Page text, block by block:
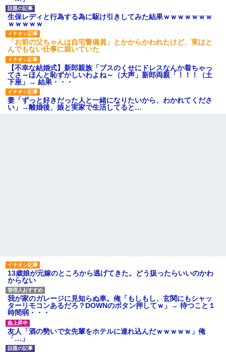
生保レディと行為する為に駆け引きしてみた結果ｗｗｗｗｗｗｗ
ｗｗｗｗｗ
「お前の父ちゃんは自宅警備員」とかからかわれたけど、実はと
んでもない仕事に就いていた
【不幸な結婚式】新郎親族「ブスのくせにドレスなんか着ちゃっ
てさ～ほんと恥ずかしいわよね～（大声」新郎両親「！！！（土
下座」→ 結果・・・
妻「ずっと好きだった人と一緒になりたいから、わかれてくださ
い」→離婚後、娘と実家で生活してると…
13歳娘が元嫁のところから逃げてきた。どう扱ったらいいのかわ
からない
我が家のガレージに見知らぬ車。俺「もしもし、玄関にもシャッ
ターリモコンあるだろ？DOWNのボタン押してｗ」→ 待つこと１
時間弱・・・
友人「酒の勢いで女先輩をホテルに連れ込んだｗｗｗｗｗ」俺
「…」